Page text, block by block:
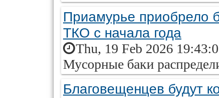
Приамурье приобрело
ТКО с начала года
Thu, 19 Feb 2026
Мусорные баки
Благовещенцев будут